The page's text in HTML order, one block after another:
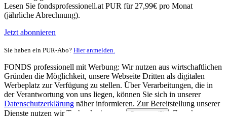
Lesen Sie fondsprofessionell.at PUR für 27,99€ pro Monat
(jährliche Abrechnung).
Jetzt abonnieren
Sie haben ein PUR-Abo? Hier anmelden.
FONDS professionell mit Werbung: Wir nutzen aus wirtschaftlichen
Gründen die Möglichkeit, unsere Webseite Dritten als digitalen
Werbeplatz zur Verfügung zu stellen. Über Verarbeitungen, die in
der Verantwortung von uns liegen, können Sie sich in unserer
Datenschutzerklärung näher informieren. Zur Bereitstellung unserer
Dienste nutzen wir Technologien von
Partnern (5)
. Zwecke: